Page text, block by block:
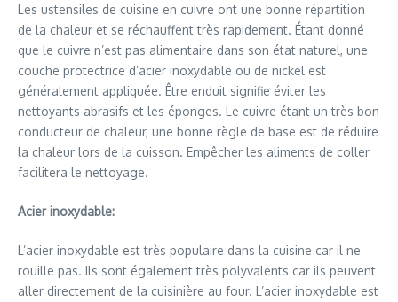
Les ustensiles de cuisine en cuivre ont une bonne répartition
de la chaleur et se réchauffent très rapidement. Étant donné
que le cuivre n’est pas alimentaire dans son état naturel, une
couche protectrice d’acier inoxydable ou de nickel est
généralement appliquée. Être enduit signifie éviter les
nettoyants abrasifs et les éponges. Le cuivre étant un très bon
conducteur de chaleur, une bonne règle de base est de réduire
la chaleur lors de la cuisson. Empêcher les aliments de coller
facilitera le nettoyage.
Acier inoxydable:
L’acier inoxydable est très populaire dans la cuisine car il ne
rouille pas. Ils sont également très polyvalents car ils peuvent
aller directement de la cuisinière au four. L’acier inoxydable est